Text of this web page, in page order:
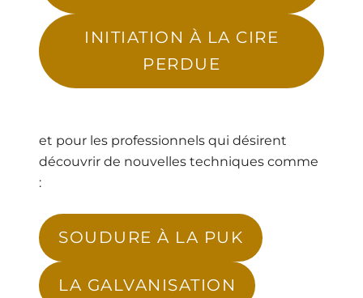
INITIATION À LA CIRE
PERDUE
et pour les professionnels qui désirent
découvrir de nouvelles techniques comme
:
SOUDURE À LA PUK
LA GALVANISATION